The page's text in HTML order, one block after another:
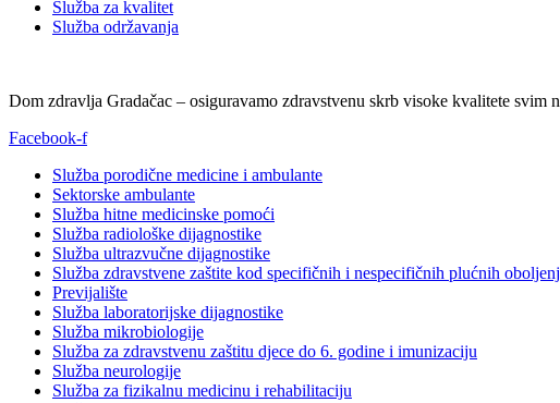
Služba za kvalitet
Služba održavanja
Dom zdravlja Gradačac – osiguravamo zdravstvenu skrb visoke kvalitete
Facebook-f
Služba porodične medicine i ambulante
Sektorske ambulante
Služba hitne medicinske pomoći
Služba radiološke dijagnostike
Služba ultrazvučne dijagnostike
Služba zdravstvene zaštite kod specifičnih i nespecifičnih plućnih
Previjalište
Služba laboratorijske dijagnostike
Služba mikrobiologije
Služba za zdravstvenu zaštitu djece do 6. godine i imunizaciju
Služba neurologije
Služba za fizikalnu medicinu i rehabilitaciju